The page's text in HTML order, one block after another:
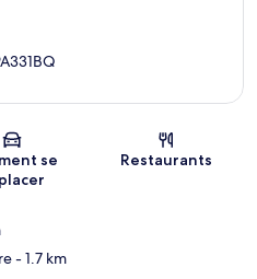
Carte
se
Restaurants
- 1.7 km